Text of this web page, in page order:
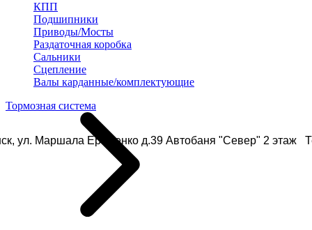
ул. Маршала Еременко д.39 Автобаня "Север" 2 этаж
КПП
Подшипники
Приводы/Мосты
Раздаточная коробка
Сальники
Сцепление
Валы карданные/комплектующие
Тормозная система